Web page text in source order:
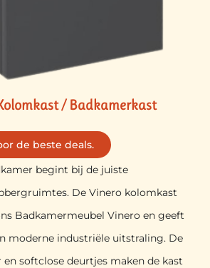
/ Badkamerkast
de beste deals.
begint bij de juiste
De Vinero kolomkast
Badkamermeubel Vinero en geeft
moderne industriële uitstraling. De
softclose deurtjes maken de kast